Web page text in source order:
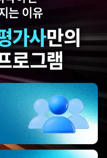
해커스의 선생님들이
직접 답안을 봐주시고
피드백 해주셔서 합격할
수 있었습니다.
합격생 이*원님